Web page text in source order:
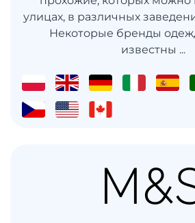
улицах, в различных
Некоторые бренды
известны ...